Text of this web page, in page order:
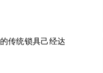
传统锁具己经达